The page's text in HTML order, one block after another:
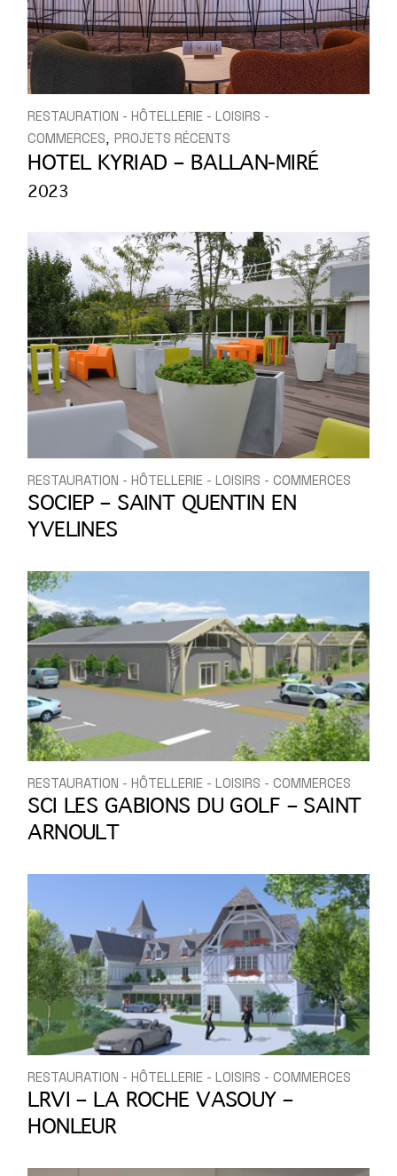
RESTAURATION - HÔTELLERIE - LOISIRS -
COMMERCES PROJETS RÉCENTS
HOTEL KYRIAD – BALLAN-MIRÉ
2023
RESTAURATION - HÔTELLERIE - LOISIRS - COMMERCES
SOCIEP – SAINT QUENTIN EN
YVELINES
RESTAURATION - HÔTELLERIE - LOISIRS - COMMERCES
SCI LES GABIONS DU GOLF – SAINT
ARNOULT
RESTAURATION - HÔTELLERIE - LOISIRS - COMMERCES
LRVI – LA ROCHE VASOUY –
HONLEUR